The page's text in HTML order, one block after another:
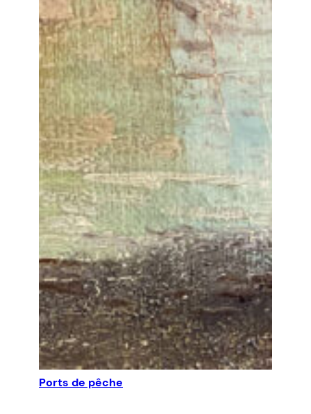
Ports de pêche